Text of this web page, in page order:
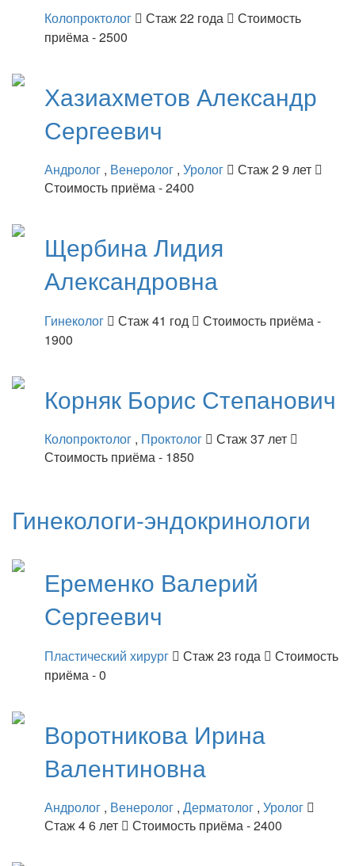
Колопроктолог Стаж 22 года
Стоимость
приёма - 2500
Хазиахметов Александр
Сергеевич
Андролог , Венеролог , Уролог
Стаж 2 9 лет
Стоимость приёма - 2400
ЩербинаЛидия
Александровна
Гинеколог Стаж 41 год
Стоимость приёма -
1900
Корняк Борис Степанович
Колопроктолог , Проктолог
Стаж 37 лет
Стоимость приёма - 1850
Гинекологи-эндокринологи
Еременко Валерий
Сергеевич
Пластический хирург Стаж 23 года
Стоимость
приёма - 0
Воротникова Ирина
Валентиновна
Андролог , Венеролог , Дерматолог , Уролог
Стаж 4 6 лет
Стоимость приёма - 2400